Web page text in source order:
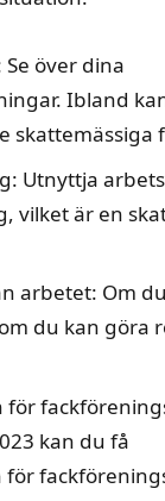
över dina
Ibland
skattemässiga
Utnyttja
vilket är en
arbetet: Om
du kan göra
för
kan du få